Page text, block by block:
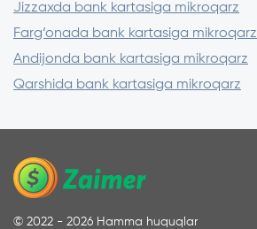
Jizzaxda bank kartasiga mikroqarz
Farg‘onada bank kartasiga mikroqarz
Andijonda bank kartasiga mikroqarz
Qarshida bank kartasiga mikroqarz
© 2022 - 2026 Hamma huquqlar